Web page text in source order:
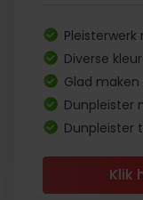
Diverse
Glad
Dunpleister
Dunpleister
Klik